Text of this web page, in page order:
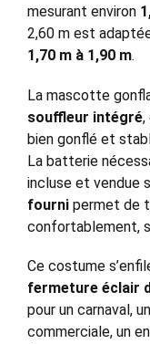
mesurant environ
2,60 m est
1,70 m à 1,90 m.
La mascotte
souffleur intégré,
bien gonflé et
La batterie
incluse et vendue
fourni permet de
confortablement,
Ce costume
fermeture éclair
pour un carnaval,
commerciale, un